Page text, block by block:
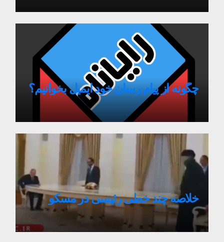
چگونه از پیام رسان خود ایمیل بخوانیم؟
خلاصه چند خطی رئیسی در مسکو